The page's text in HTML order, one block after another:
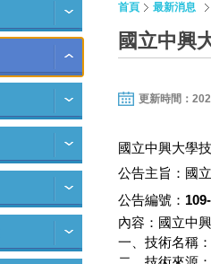
首頁 最新消息
國立中興
更新時間：
國立中興大學
公告主旨：國
公告編號：
內容：國立中
一、技術名稱